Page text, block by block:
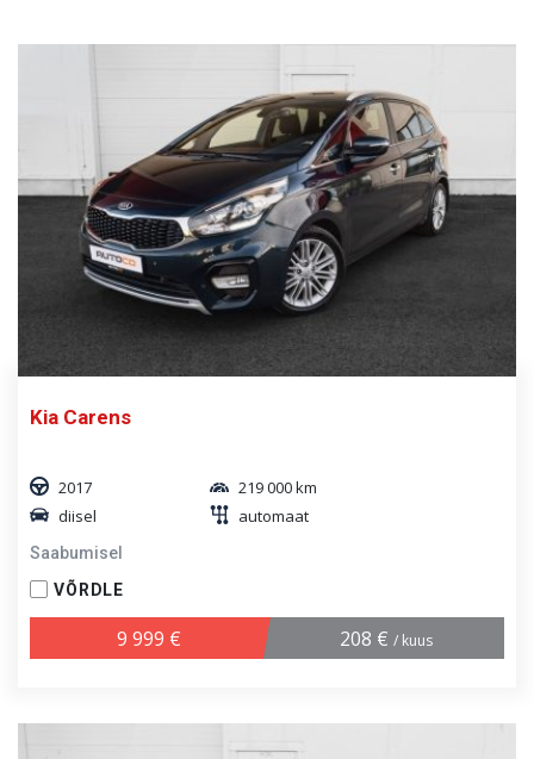
Kia Carens
2017
219 000 km
diisel
automaat
Saabumisel
VÕRDLE
9 999 € 208 € / kuus